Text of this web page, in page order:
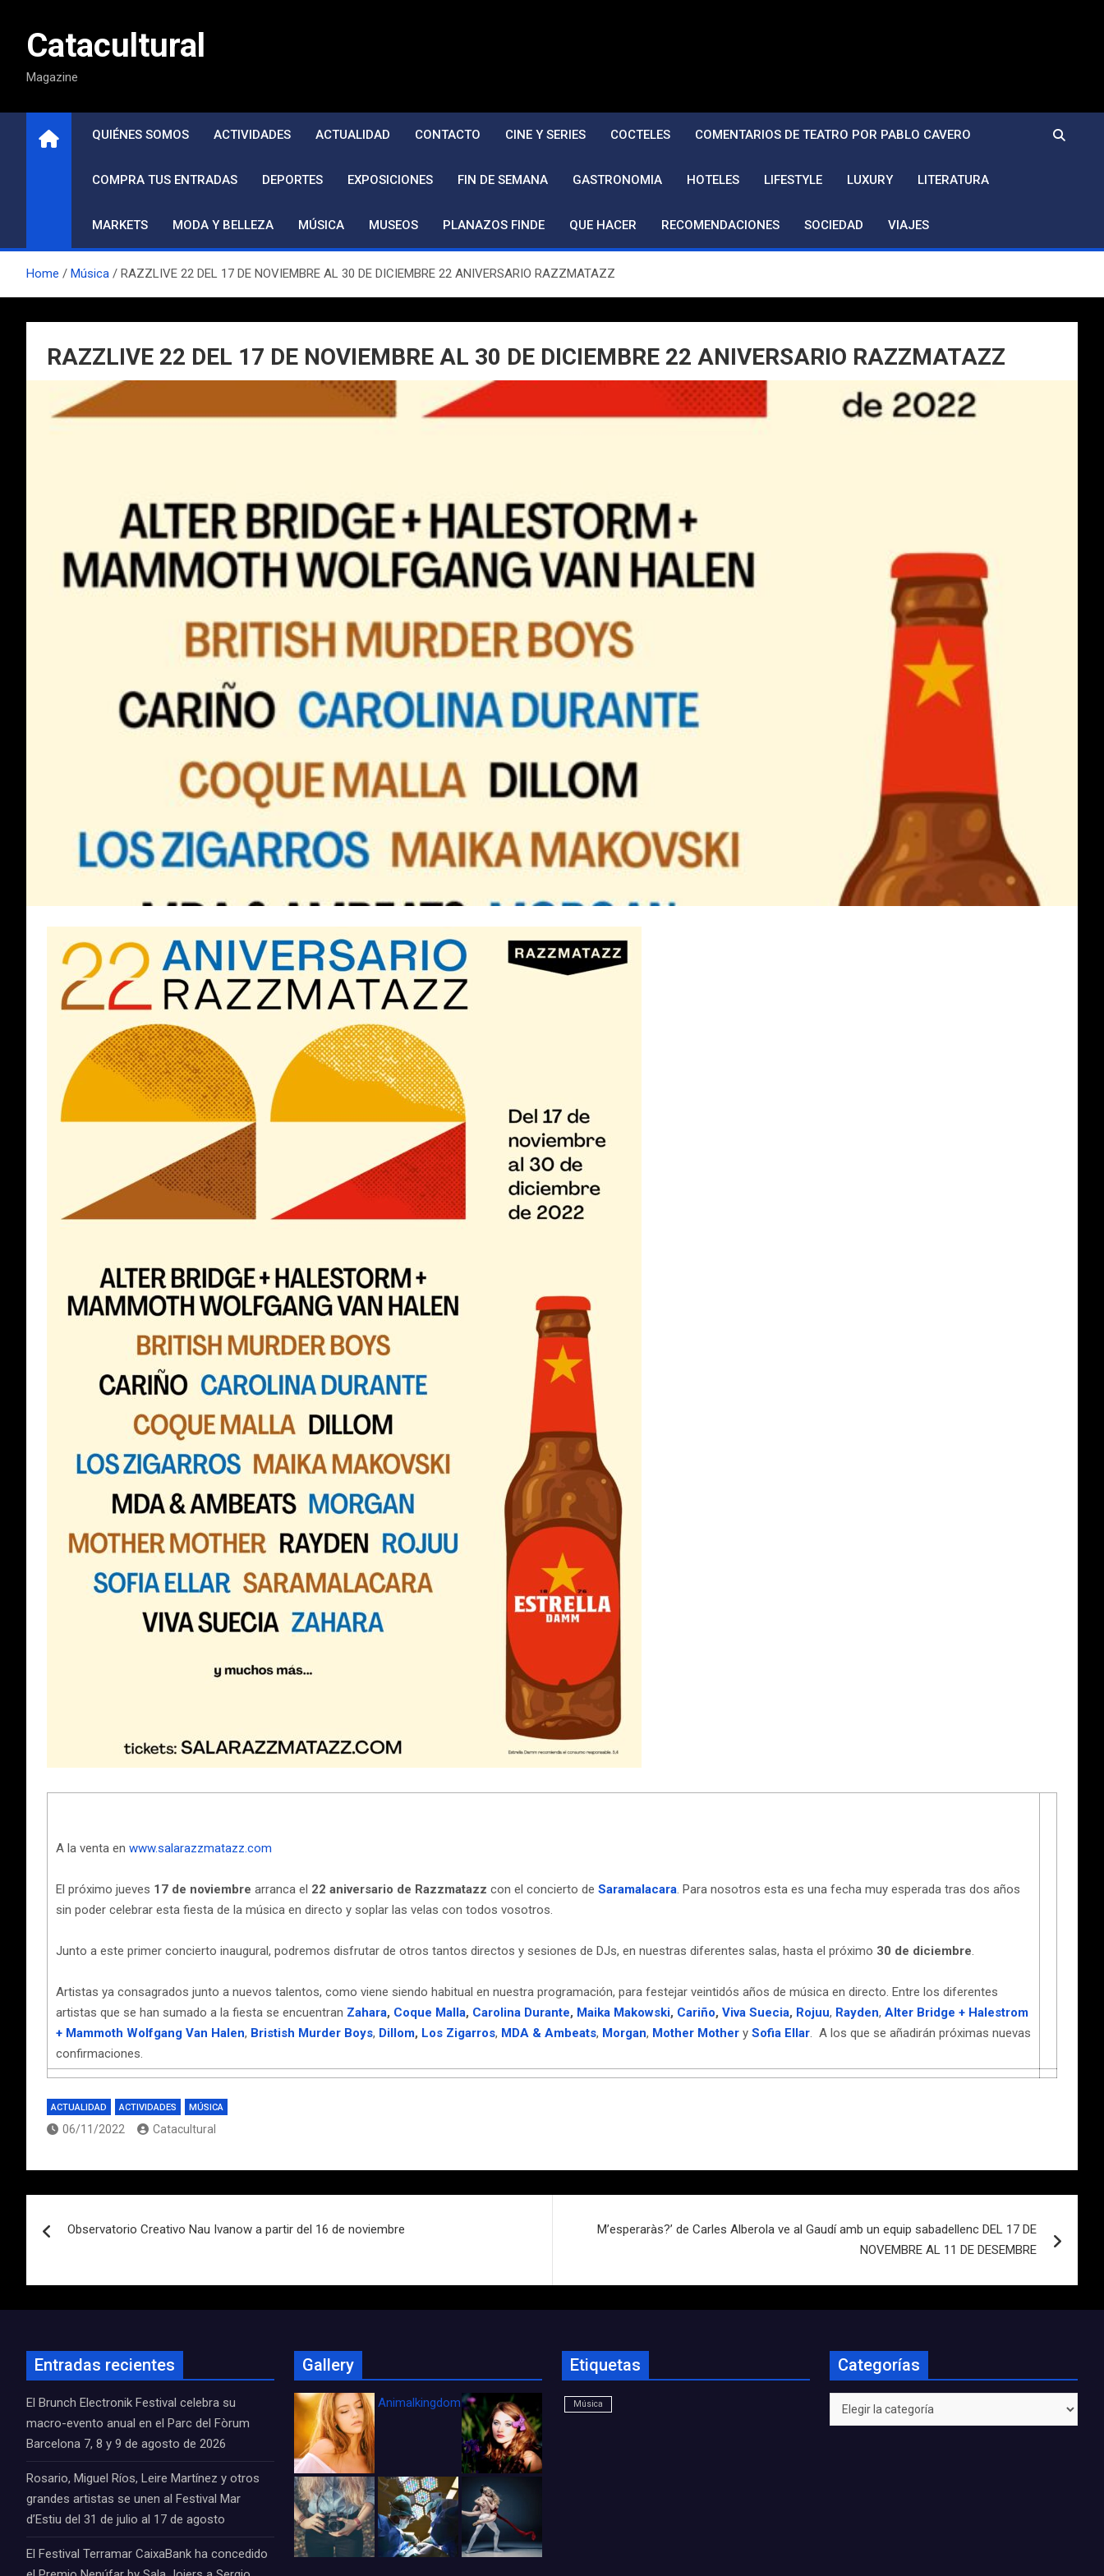
contenidoCatacultural
Magazine
QUIÉNES SOMOS ACTIVIDADES ACTUALIDAD CONTACTO CINE Y SERIES COCTELES COMENTARIOS DE TEATRO POR PABLO CAVERO
COMPRA TUS ENTRADAS DEPORTES EXPOSICIONES FIN DE SEMANA GASTRONOMIA HOTELES LIFESTYLE LUXURY LITERATURA
MARKETS MODA Y BELLEZA MÚSICA MUSEOS PLANAZOS FINDE QUE HACER RECOMENDACIONES SOCIEDAD VIAJES
Home Música RAZZLIVE 22 DEL 17 DE NOVIEMBRE AL 30 DE DICIEMBRE 22 ANIVERSARIO RAZZMATAZZ
RAZZLIVE 22 DEL 17 DE NOVIEMBRE AL 30 DE DICIEMBRE 22 ANIVERSARIO RAZZMATAZZ
A la venta en www.salarazzmatazz.com
El próximo jueves 17 de noviembre arranca el 22 aniversario de Razzmatazz con el concierto de Saramalacara. Para nosotros esta es una fecha muy esperada tras dos años
sin poder celebrar esta fiesta de la música en directo y soplar las velas con todos vosotros.
Junto a este primer concierto inaugural, podremos disfrutar de otros tantos directos y sesiones de DJs, en nuestras diferentes salas, hasta el próximo 30 de diciembre.
Artistas ya consagrados junto a nuevos talentos, como viene siendo habitual en nuestra programación, para festejar veintidós años de música en directo. Entre los diferentes
artistas que se han sumado a la fiesta se encuentran Zahara, Coque Malla, Carolina Durante, Maika Makowski, Cariño, Viva Suecia, Rojuu, Rayden, Alter Bridge + Halestrom
+ Mammoth Wolfgang Van Halen, Bristish Murder Boys, Dillom, Los Zigarros, MDA & Ambeats, Morgan, Mother Mother y Sofia Ellar. A los que se añadirán próximas nuevas
confirmaciones.
ACTUALIDAD ACTIVIDADES MÚSICA
06/11/2022 Catacultural
de
entradas
Observatorio Creativo Nau Ivanow a partir del 16 de noviembre
M’esperaràs?’ de Carles Alberola ve al Gaudí amb un equip sabadellenc DEL 17 DE
NOVEMBRE AL 11 DE DESEMBRE
Entradas recientes
El Brunch Electronik Festival celebra su
macro-evento anual en el Parc del Fòrum
Barcelona 7, 8 y 9 de agosto de 2026
Rosario, Miguel Ríos, Leire Martínez y otros
grandes artistas se unen al Festival Mar
d’Estiu del 31 de julio al 17 de agosto
El Festival Terramar CaixaBank ha concedido
Gallery
Animalkingdom_FichaCine
Etiquetas
Música
Categorías
Categorías